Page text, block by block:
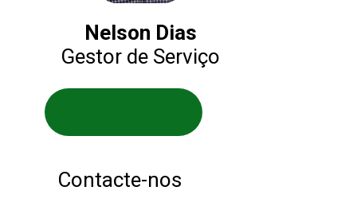
Nelson Dias
Gestor de Serviço
Contacte-nos